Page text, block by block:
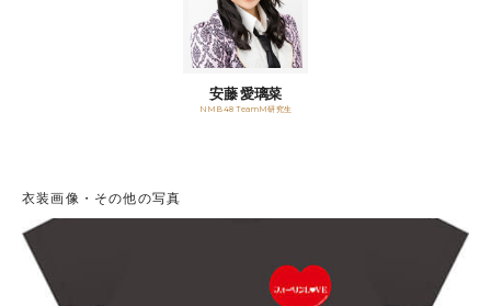
安藤 愛璃菜
NMB48 TeamM研究生
衣装画像・その他の写真